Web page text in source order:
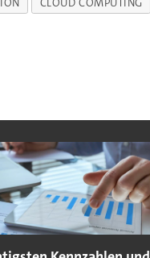
CLOUD COMPUTING